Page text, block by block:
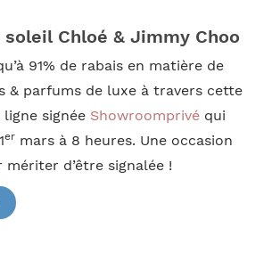
Chloé & Jimmy Choo
91% de rabais en matière de
& parfums de luxe à travers cette
signée Showroomprivéqui
ermars à 8 heures. Une occasion
mériter d’être signalée !